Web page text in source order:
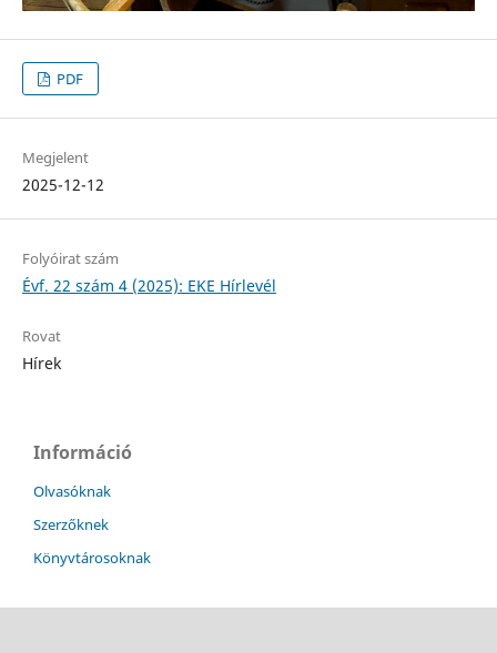
PDF
Megjelent
2025-12-12
Folyóirat szám
Évf. 22 szám 4 (2025): EKE Hírlevél
Rovat
Hírek
Információ
Olvasóknak
Szerzőknek
Könyvtárosoknak